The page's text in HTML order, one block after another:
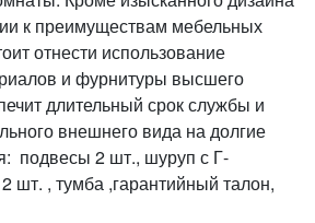
к преимуществам мебельных
отнести использование
и фурнитуры высшего
длительный срок службы и
внешнего вида на долгие
подвесы 2 шт., шуруп с Г-
шт. , тумба ,гарантийный талон,